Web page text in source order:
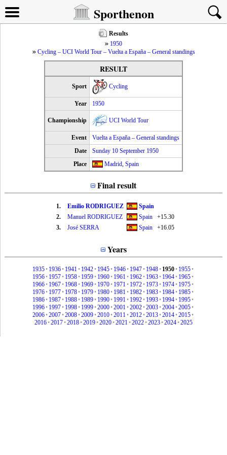
Sporthenon
Results
1950
Cycling – UCI World Tour – Vuelta a España – General standings
RESULT
Sport Cycling
Year 1950
Championship UCI World Tour
Event
Vuelta a España – General standings
Date
Sunday 10 September 1950
Place
Madrid, Spain
Final result
1. Emilio RODRIGUEZ
Spain
2.
Manuel RODRIGUEZ Spain
+15.30
3.
José SERRA Spain +16.05
Years
1935• 1936• 1941• 1942• 1945• 1946• 1947• 1948• 1950• 1955•
1956• 1957• 1958• 1959• 1960• 1961• 1962• 1963• 1964• 1965•
1966• 1967• 1968• 1969• 1970• 1971• 1972• 1973• 1974• 1975•
1976• 1977• 1978• 1979• 1980• 1981• 1982• 1983• 1984• 1985•
1986• 1987• 1988• 1989• 1990• 1991• 1992• 1993• 1994• 1995•
1996• 1997• 1998• 1999•2000•2001•2002•2003•2004•2005•
2006•2007•2008•2009•2010•2011•2012•2013•2014•2015•
2016•2017•2018•2019•2020•2021•2022•2023•2024•2025